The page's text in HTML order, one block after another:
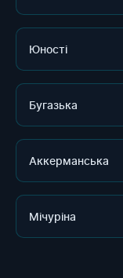
Юності
Бугазька
Аккерманська
Мічуріна